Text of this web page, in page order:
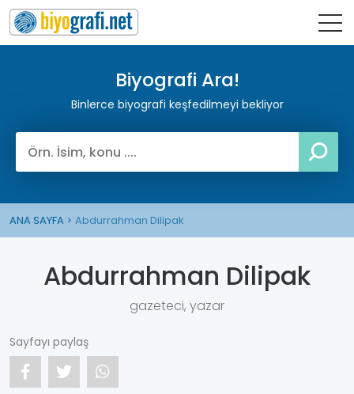
Biyografi Ara!
Binlerce biyografi keşfedilmeyi bekliyor
ANA SAYFA Abdurrahman Dilipak
Abdurrahman Dilipak
gazeteci, yazar
Sayfayı paylaş